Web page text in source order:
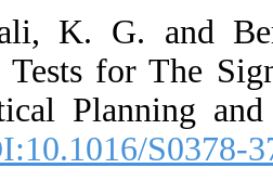
20. ‎Saikali‎, ‎K‎.
Powerful Tests
of Statistical
205‎. [